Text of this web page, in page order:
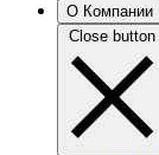
О Компании
Close button